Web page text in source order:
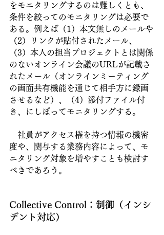
をモニタリングするのは難しくとも、
条件を絞ってのモニタリングは必要で
ある。例えば（1）本文無しのメールや
（2）リンクが貼付されたメール、
（3）本人の担当プロジェクトとは関係
のないオンライン会議のURLが記載さ
れたメール（オンラインミーティング
の画面共有機能を通じて相手方に録画
させるなど）、（4）添付ファイル付
き、にしぼってモニタリングする。
社員がアクセス権を持つ情報の機密
度や、関与する業務内容によって、モ
ニタリング対象を増やすことも検討す
べきであろう。
Collective Control：制御（インシ
デント対応）